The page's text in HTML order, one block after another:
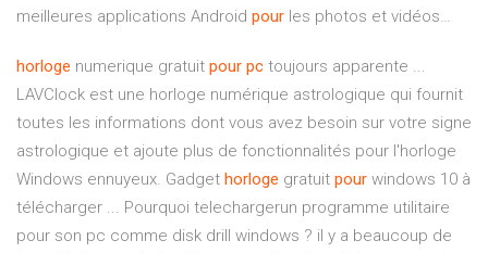
meilleures applications Android pour les photos et vidéos…
horloge numerique gratuit pour pc toujours apparente ...
LAVClock est une horloge numérique astrologique qui fournit
toutes les informations dont vous avez besoin sur votre signe
astrologique et ajoute plus de fonctionnalités pour l'horloge
Windows ennuyeux. Gadget horloge gratuit pour windows 10 à
télécharger ... Pourquoi telechargerun programme utilitaire
pour son pc comme disk drill windows ? il y a beaucoup de